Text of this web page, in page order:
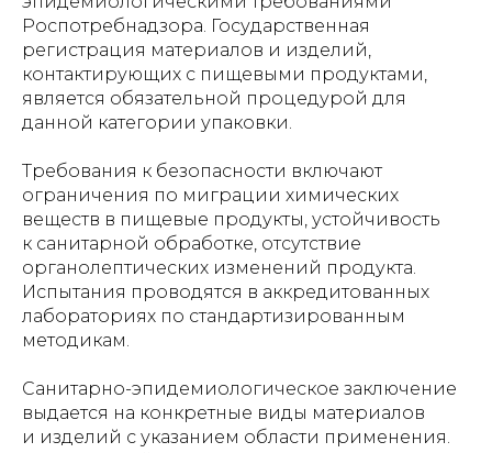
Роспотребнадзора. Государственная
регистрация материалов и изделий,
контактирующих с пищевыми продуктами,
является обязательной процедурой для
данной категории упаковки.
Требования к безопасности включают
ограничения по миграции химических
веществ в пищевые продукты, устойчивость
к санитарной обработке, отсутствие
органолептических изменений продукта.
Испытания проводятся в аккредитованных
лабораториях по стандартизированным
методикам.
Санитарно-эпидемиологическое заключение
выдается на конкретные виды материалов
и изделий с указанием области применения.